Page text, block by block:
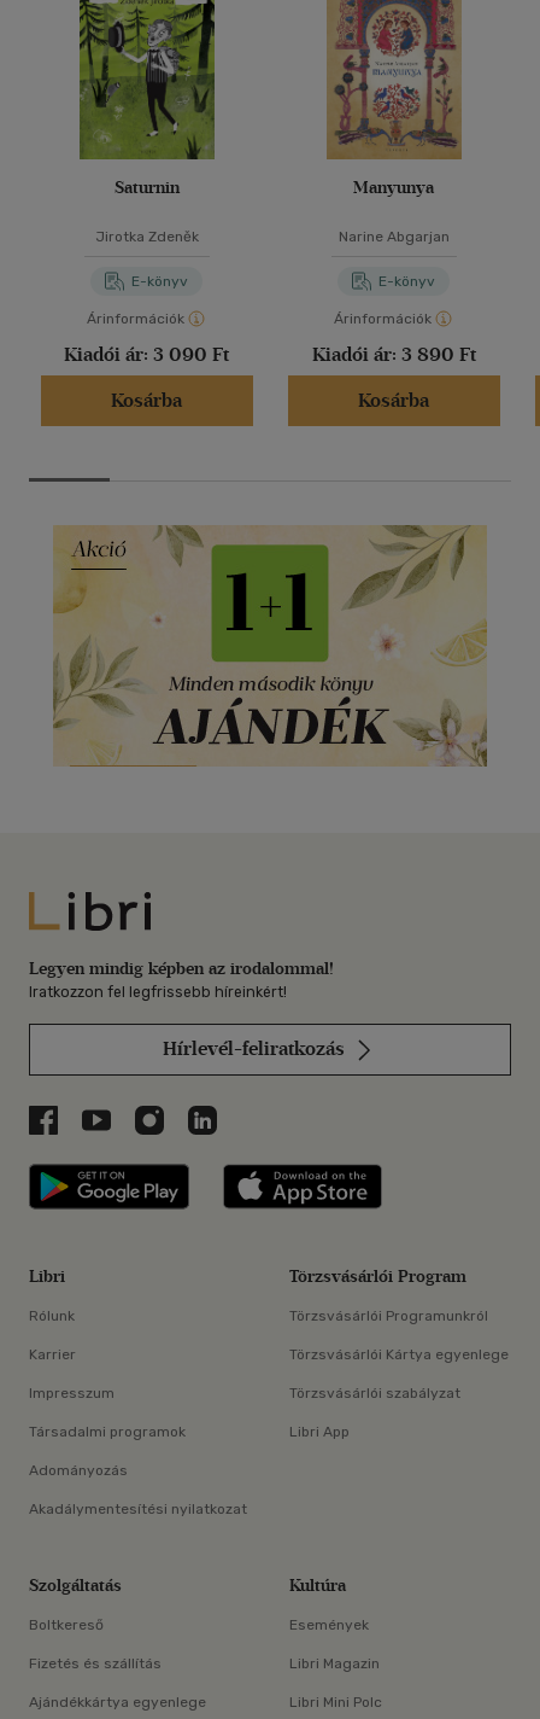
Saturnin
Jirotka Zdeněk
E-könyv
Árinformációk
Kiadói ár: 3 090 Ft
Kosárba
Manyunya
Narine Abgarjan
E-könyv
Árinformációk
Kiadói ár: 3 890 Ft
Kosárba
Libri
Legyen mindig képben az irodalommal!
Iratkozzon fel legfrissebb híreinkért!
Hírlevél-feliratkozás
Libri a Facebookon
Libri a Youtube-on
Libri az Instagramon
Libri a LinkedInen
Libri applikáció Szerezd meg: Google
Libri
Rólunk
Karrier
Impresszum
Társadalmi programok
Adományozás
Akadálymentesítési nyilatkozat
Törzsvásárlói Program
Törzsvásárlói Programunkról
Törzsvásárlói Kártya egyenlege
Törzsvásárlói szabályzat
Libri App
Szolgáltatás
Boltkereső
Fizetés és szállítás
Ajándékkártya egyenlege
Kultúra
Események
Libri Magazin
Libri Mini Polc